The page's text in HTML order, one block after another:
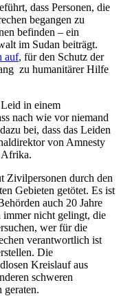
dass Personen, die
begangen zu
befinden – ein
im Sudan beiträgt.
auf, für den Schutz der
zu humanitärer Hilfe
in einem
nach wie vor niemand
bei, dass das Leiden
von Amnesty
Afrika.
Zivilpersonen durch den
Gebieten getötet. Es ist
auch 20 Jahre
nicht gelingt, die
wer für die
verantwortlich ist
Die
Kreislauf aus
schweren
geraten.